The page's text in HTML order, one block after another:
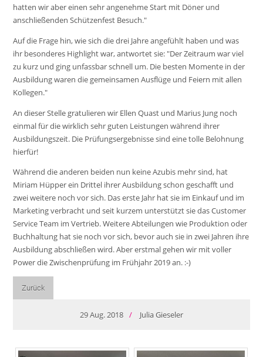
hatten wir aber einen sehr angenehme Start mit Döner und
anschließenden Schützenfest Besuch."
Auf die Frage hin, wie sich die drei Jahre angefühlt haben und was
ihr besonderes Highlight war, antwortet sie: "Der Zeitraum war viel
zu kurz und ging unfassbar schnell um. Die besten Momente in der
Ausbildung waren die gemeinsamen Ausflüge und Feiern mit allen
Kollegen."
An dieser Stelle gratulieren wir Ellen Quast und Marius Jung noch
einmal für die wirklich sehr guten Leistungen während ihrer
Ausbildungszeit. Die Prüfungsergebnisse sind eine tolle Belohnung
hierfür!
Während die anderen beiden nun keine Azubis mehr sind, hat
Miriam Hüpper ein Drittel ihrer Ausbildung schon geschafft und
zwei weitere noch vor sich. Das erste Jahr hat sie im Einkauf und im
Marketing verbracht und seit kurzem unterstützt sie das Customer
Service Team im Vertrieb. Weitere Abteilungen wie Produktion oder
Buchhaltung hat sie noch vor sich, bevor auch sie in zwei Jahren ihre
Ausbildung abschließen wird. Aber erstmal gehen wir mit voller
Power die Zwischenprüfung im Frühjahr 2019 an. :-)
Zurück
29Aug.2018 / Julia Gieseler